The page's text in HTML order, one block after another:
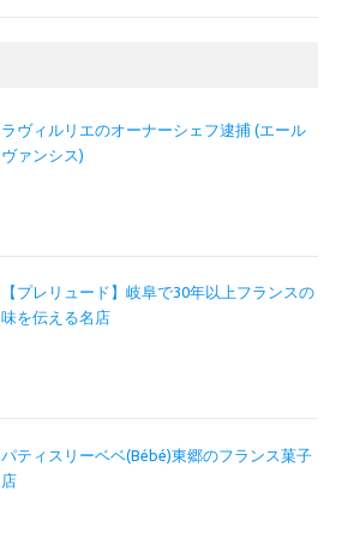
ラヴィルリエのオーナーシェフ逮捕 (エール
ヴァンシス)
【プレリュード】岐阜で30年以上フランスの
味を伝える名店
パティスリーベベ(Bébé)東郷のフランス菓子
店